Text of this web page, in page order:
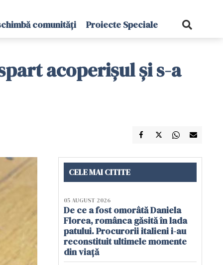
comunități Proiecte Speciale
acoperişul și s-a
CELE MAI CITITE
05 AUGUST 2026
De ce a fost omorâtă Daniela
Florea, românca găsită în lada
patului. Procurorii italieni i-au
reconstituit ultimele momente
din viață